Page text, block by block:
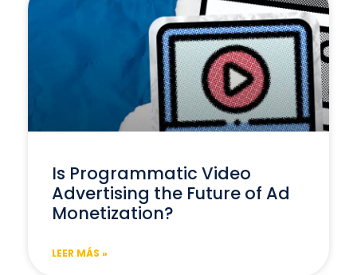
Is Programmatic Video
Advertising the Future of Ad
Monetization?
LEER MÁS »